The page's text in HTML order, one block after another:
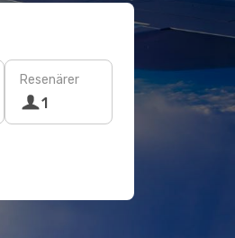
Resenärer
1